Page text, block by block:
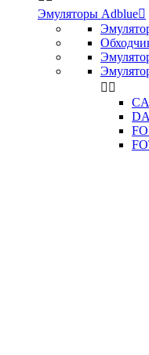
Эмуляторы Adblue
 